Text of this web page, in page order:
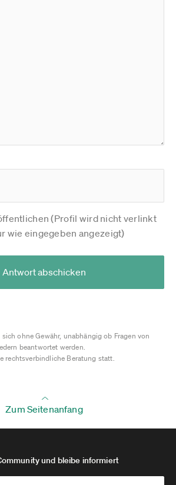
(Profil wird nicht verlinkt
wie eingegeben angezeigt)
Antwort abschicken
ohne Gewähr, unabhängig ob Fragen von
beantwortet werden.
rechtsverbindliche Beratung statt.
Zum Seitenanfang
und bleibe informiert